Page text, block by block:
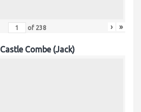
of 238 › »
Combe (Jack)